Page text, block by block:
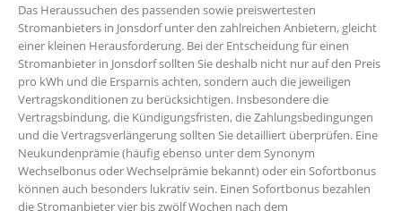
Das Heraussuchen des passenden sowie preiswertesten
Stromanbieters in Jonsdorf unter den zahlreichen Anbietern, gleicht
einer kleinen Herausforderung. Bei der Entscheidung für einen
Stromanbieter in Jonsdorf sollten Sie deshalb nicht nur auf den Preis
pro kWh und die Ersparnis achten, sondern auch die jeweiligen
Vertragskonditionen zu berücksichtigen. Insbesondere die
Vertragsbindung, die Kündigungsfristen, die Zahlungsbedingungen
und die Vertragsverlängerung sollten Sie detailliert überprüfen. Eine
Neukundenprämie (häufig ebenso unter dem Synonym
Wechselbonus oder Wechselprämie bekannt) oder ein Sofortbonus
können auch besonders lukrativ sein. Einen Sofortbonus bezahlen
die Stromanbieter vier bis zwölf Wochen nach dem